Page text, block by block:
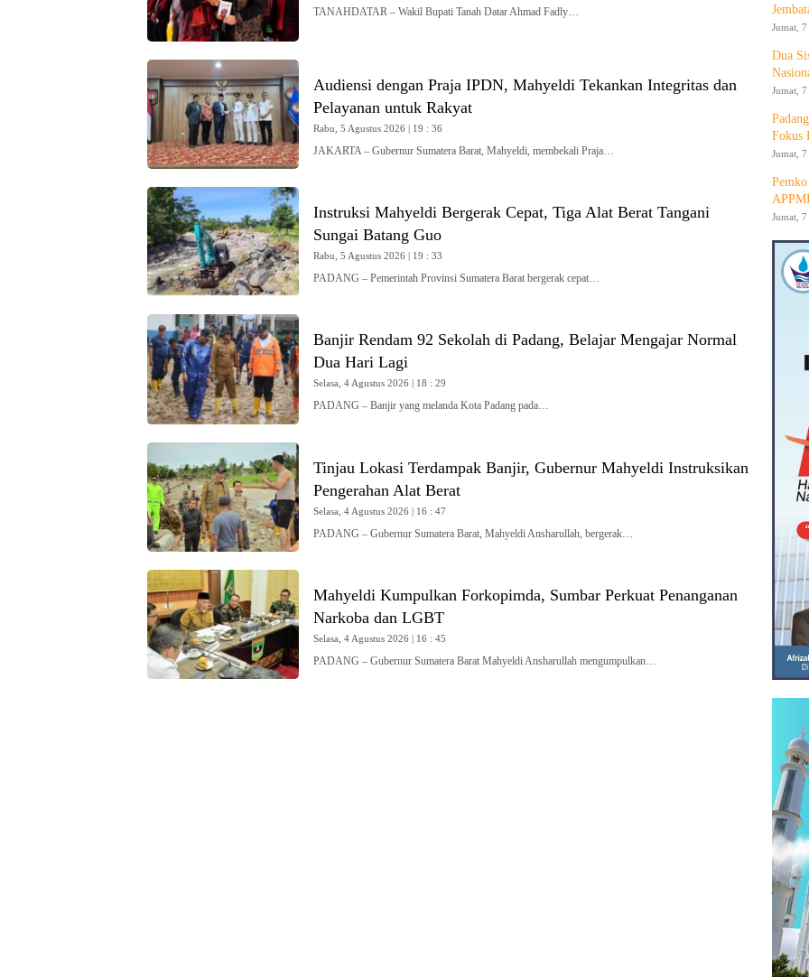
TANAHDATAR – Wakil Bupati Tanah Datar Ahmad Fadly…
Audiensi dengan Praja IPDN, Mahyeldi Tekankan Integritas dan
Pelayanan untuk Rakyat
Rabu, 5 Agustus 2026 | 19 : 36
JAKARTA – Gubernur Sumatera Barat, Mahyeldi, membekali Praja…
Instruksi Mahyeldi Bergerak Cepat, Tiga Alat Berat Tangani
Sungai Batang Guo
Rabu, 5 Agustus 2026 | 19 : 33
PADANG – Pemerintah Provinsi Sumatera Barat bergerak cepat…
Banjir Rendam 92 Sekolah di Padang, Belajar Mengajar Normal
Dua Hari Lagi
Selasa, 4 Agustus 2026 | 18 : 29
PADANG – Banjir yang melanda Kota Padang pada…
Tinjau Lokasi Terdampak Banjir, Gubernur Mahyeldi Instruksikan
Pengerahan Alat Berat
Selasa, 4 Agustus 2026 | 16 : 47
PADANG – Gubernur Sumatera Barat, Mahyeldi Ansharullah, bergerak…
Mahyeldi Kumpulkan Forkopimda, Sumbar Perkuat Penanganan
Narkoba dan LGBT
Selasa, 4 Agustus 2026 | 16 : 45
PADANG – Gubernur Sumatera Barat Mahyeldi Ansharullah mengumpulkan…
Jumat,
Dua
Jumat,
Fokus
Jumat,
Jumat,